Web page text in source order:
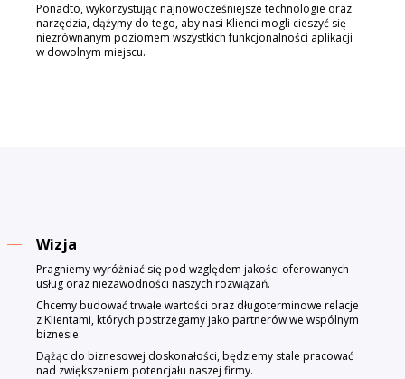
Ponadto, wykorzystując najnowocześniejsze technologie oraz
narzędzia, dążymy do tego, aby nasi Klienci mogli cieszyć się
niezrównanym poziomem wszystkich funkcjonalności aplikacji
w dowolnym miejscu.
Wizja
Pragniemy wyróżniać się pod względem jakości oferowanych
usług oraz niezawodności naszych rozwiązań.
Chcemy budować trwałe wartości oraz długoterminowe relacje
z Klientami, których postrzegamy jako partnerów we wspólnym
biznesie.
Dążąc do biznesowej doskonałości, będziemy stale pracować
nad zwiększeniem potencjału naszej firmy.